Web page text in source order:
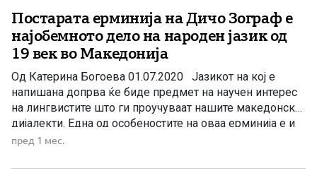
Постарата ерминија на Дичо Зограф е
најобемното дело на народен јазик од
19 век во Македонија
Од Катерина Богоева 01.07.2020 Јазикот на кој е
напишана допрва ќе биде предмет на научен интерес
на лингвистите што ги проучуваат нашите македонски
дијалекти. Една од особеностите на оваа ерминија е и
билингвалноста, двојазичноста, секоја одредница,
црковнословенско писмо, заедно со превод на грчки
пред 1 мес.